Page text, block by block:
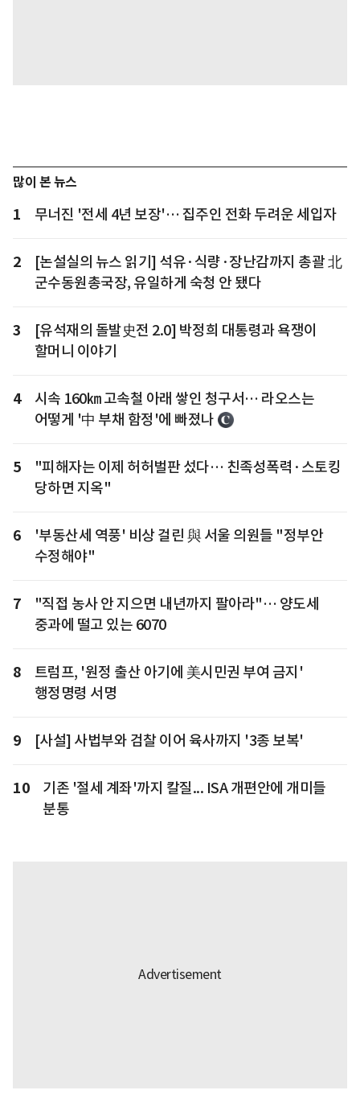
많이 본 뉴스
1 무너진 '전세 4년 보장'… 집주인 전화 두려운 세입자
2
[논설실의 뉴스 읽기] 석유·식량·장난감까지 총괄 北
군수동원총국장, 유일하게 숙청 안 됐다
3
[유석재의 돌발史전 2.0] 박정희 대통령과 욕쟁이
할머니 이야기
4
시속 160㎞ 고속철 아래 쌓인 청구서… 라오스는
어떻게 '中 부채 함정'에 빠졌나
5
"피해자는 이제 허허벌판 섰다… 친족성폭력·스토킹
당하면 지옥"
6
'부동산세 역풍' 비상 걸린 與 서울 의원들 "정부안
수정해야"
7
"직접 농사 안 지으면 내년까지 팔아라"… 양도세
중과에 떨고 있는 6070
8
트럼프, '원정 출산 아기에 美시민권 부여 금지'
행정명령 서명
9 [사설] 사법부와 검찰 이어 육사까지 '3종 보복'
10
기존 '절세 계좌'까지 칼질... ISA 개편안에 개미들
분통